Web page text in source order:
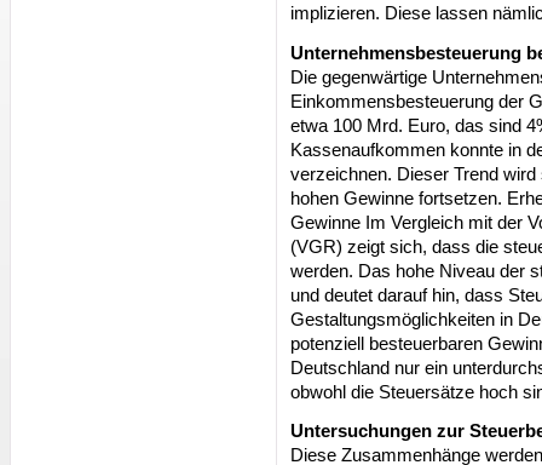
implizieren. Diese lassen
Unternehmensbesteuerung
Die gegenwärtige
Einkommensbesteuerung der
etwa 100 Mrd. Euro, das sind
Kassenaufkommen konnte in
verzeichnen. Dieser Trend
hohen Gewinne fortsetzen.
Gewinne Im Vergleich mit der
(VGR) zeigt sich, dass die
werden. Das hohe Niveau der
und deutet darauf hin, dass
Gestaltungsmöglichkeiten in
potenziell besteuerbaren
Deutschland nur ein
obwohl die Steuersätze hoch
Untersuchungen zur
Diese Zusammenhänge